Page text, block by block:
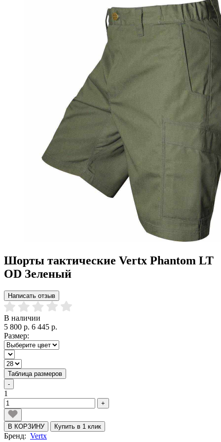
Шорты тактические Vertx Phantom LT
OD Зеленый
Написать отзыв
В наличии
5 800 р. 6 445 р.
Размер:
Таблица размеров
-
1
+
В КОРЗИНУ Купить в 1 клик
Бренд: Vertx